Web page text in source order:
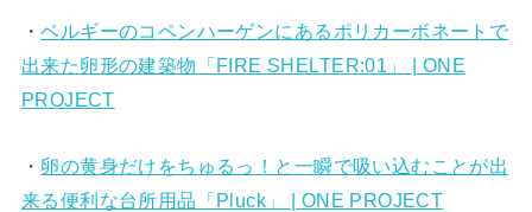
・ベルギーのコペンハーゲンにあるポリカーボネートで
出来た卵形の建築物「FIRE SHELTER:01」 | ONE
PROJECT
・ 卵の黄身だけをちゅるっ！と一瞬で吸い込むことが出
来る便利な台所用品「Pluck」 | ONE PROJECT